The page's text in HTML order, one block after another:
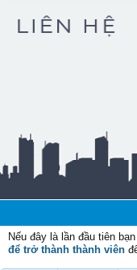
Nếu đây là lần đầu tiên
để trở thành thành viên